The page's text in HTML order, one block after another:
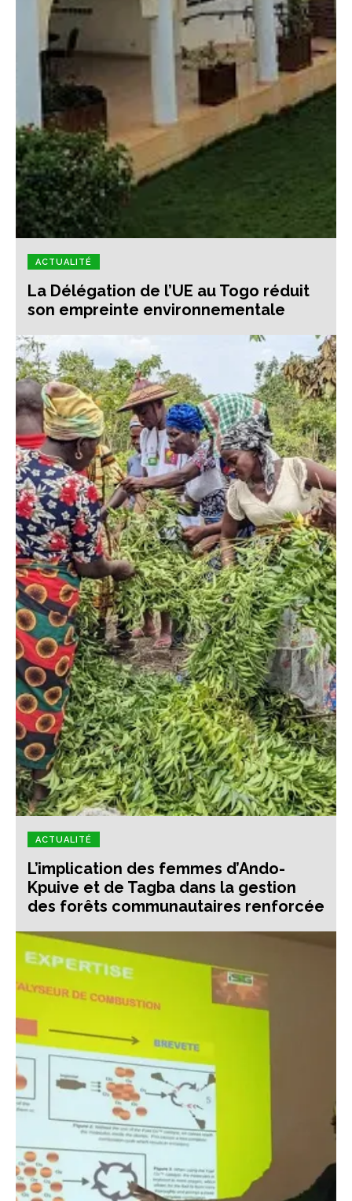
ACTUALITÉ
La Délégation de l’UE au Togo réduit
son empreinte environnementale
ACTUALITÉ
L’implication des femmes d’Ando-
Kpuive et de Tagba dans la gestion
des forêts communautaires renforcée